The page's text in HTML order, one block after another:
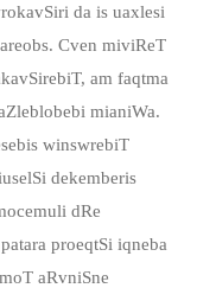
da is uaxlesi
Cven miviReT
am faqtma
mianiWa.
winswrebiT
dekemberis
dRe
proeqtSi iqneba
aRvniSne